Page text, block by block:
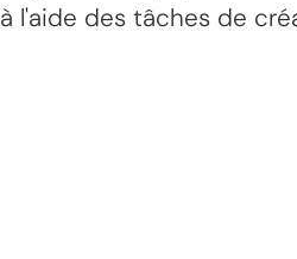
à l'aide des tâches de